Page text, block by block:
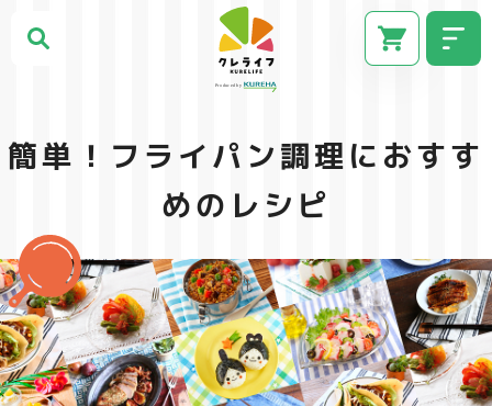
CM
簡単！フライパン調理におすす
めのレシピ